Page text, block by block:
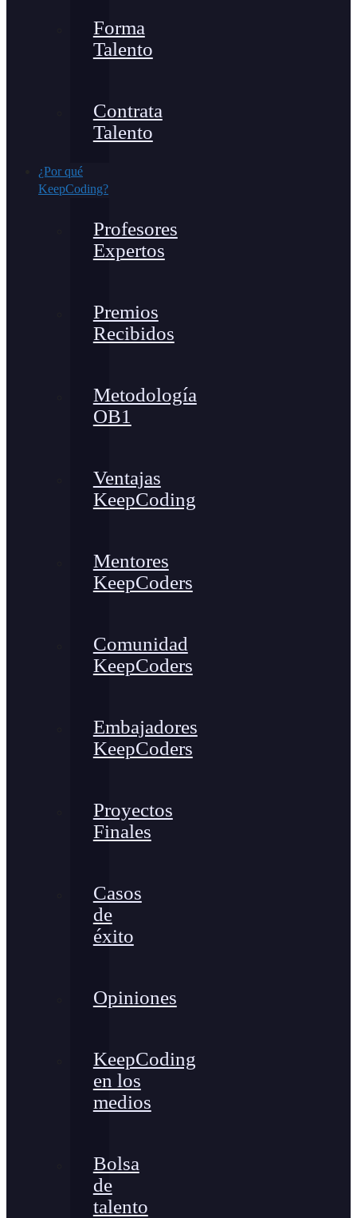
Forma
Talento
Contrata
Talento
¿Por qué
KeepCoding?
Profesores
Expertos
Premios
Recibidos
Metodología
OB1
Ventajas
KeepCoding
Mentores
KeepCoders
Comunidad
KeepCoders
Embajadores
KeepCoders
Proyectos
Finales
Casos
de
éxito
Opiniones
KeepCoding
en los
medios
Bolsa
de
talento